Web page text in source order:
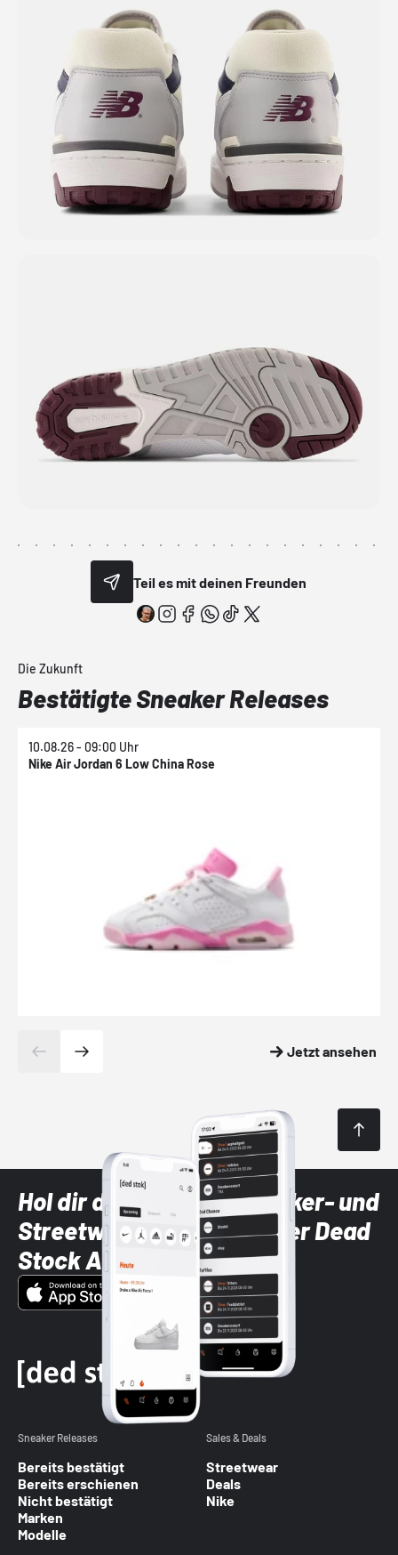
Teil es mit deinen Freunden
Die Zukunft
Bestätigte Sneaker Releases
10.08.26 - 09:00 Uhr
Nike Air Jordan 6 Low China Rose
Jetzt ansehen
Hol dir die neuesten Sneaker- und
Streetwear-Brands mit der Dead
Stock App
Sneaker Releases
Bereits bestätigt
Bereits erschienen
Nicht bestätigt
Marken
Modelle
Sales & Deals
Streetwear
Deals
Nike